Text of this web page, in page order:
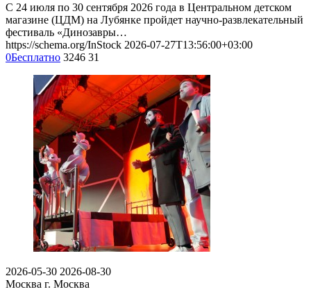
С 24 июля по 30 сентября 2026 года в Центральном детском
магазине (ЦДМ) на Лубянке пройдет научно-развлекательный
фестиваль «Динозавры…
https://schema.org/InStock 2026-07-27T13:56:00+03:00
0Бесплатно 3246 31
2026-05-30 2026-08-30
Москва г. Москва